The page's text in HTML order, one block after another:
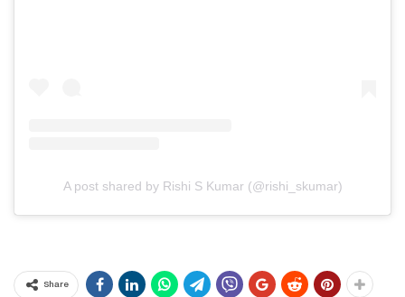
A post shared by Rishi S Kumar (@rishi_skumar)
Share